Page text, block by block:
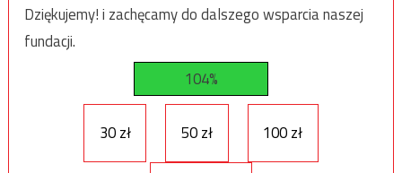
Dziękujemy! i zachęcamy do dalszego wsparcia naszej
fundacji.
104%
30 zł 50 zł 100 zł